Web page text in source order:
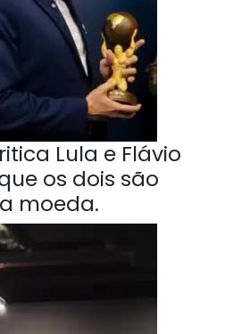
Lula e Flávio
os dois são
moeda.